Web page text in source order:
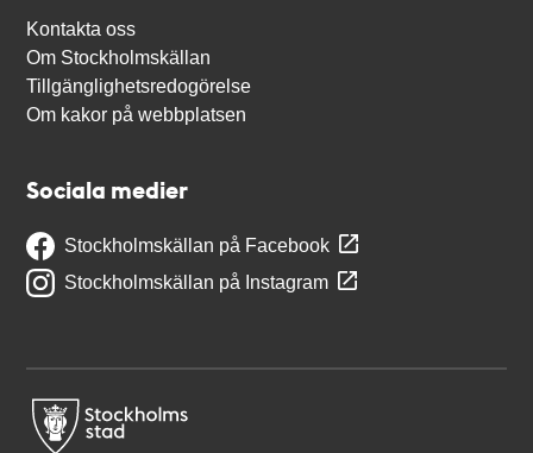
Kontakta oss
Om Stockholmskällan
Tillgänglighetsredogörelse
Om kakor på webbplatsen
Sociala medier
Stockholmskällan på Facebook
Stockholmskällan på Instagram